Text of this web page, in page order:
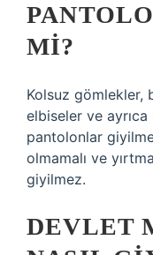
MI?
Kolsuz gömlekler,
elbiseler ve
pantolonlar
olmamalı ve
giyilmez.
DEVLET